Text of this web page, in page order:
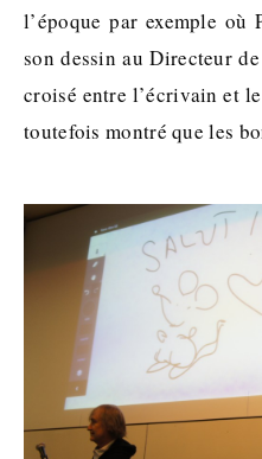
l’époque par exemple
son dessin au Directeur
croisé entre l’écrivain et
toutefois montré que les